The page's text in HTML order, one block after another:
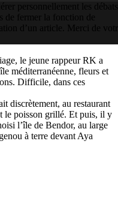
personnellement les débats
de fermer la fonction de
d’un article. Merci de
le jeune rappeur RK a
méditerranéenne, fleurs et
Difficile, dans ces
discrètement, au restaurant
le poisson grillé. Et puis, il y
l’île de Bendor, au large
à terre devant Aya